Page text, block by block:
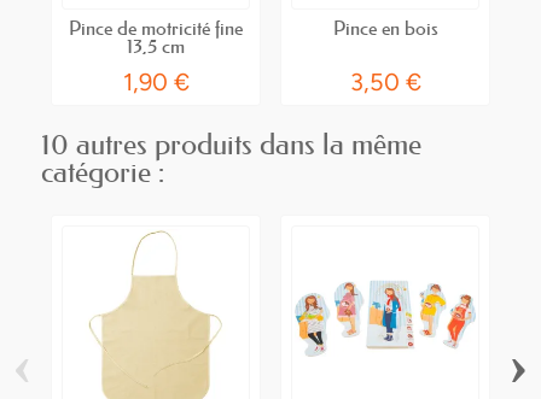
Pince de motricité fine
13,5 cm
1,90 €
Pince en bois
3,50 €
10 autres produits dans la même
catégorie :
‹ ›